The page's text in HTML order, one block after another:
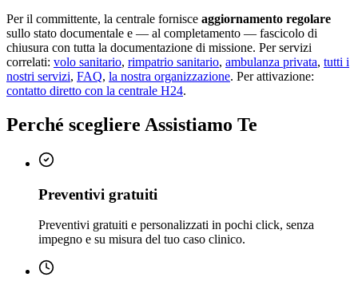
Per il committente, la centrale fornisce aggiornamento regolare
sullo stato documentale e — al completamento — fascicolo di
chiusura con tutta la documentazione di missione. Per servizi
correlati: volo sanitario, rimpatrio sanitario, ambulanza privata, tutti i
nostri servizi, FAQ, la nostra organizzazione. Per attivazione:
contatto diretto con la centrale H24.
Perché scegliere Assistiamo Te
Preventivi gratuiti
Preventivi gratuiti e personalizzati in pochi click, senza
impegno e su misura del tuo caso clinico.